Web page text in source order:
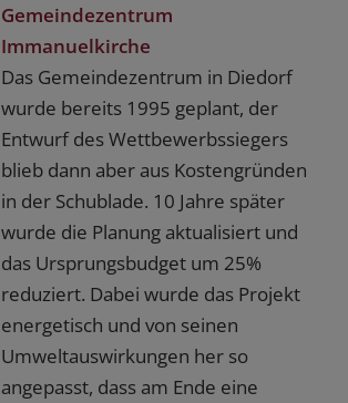
Gemeindezentrum
Immanuelkirche
Das Gemeindezentrum in Diedorf
wurde bereits 1995 geplant, der
Entwurf des Wettbewerbssiegers
blieb dann aber aus Kostengründen
in der Schublade. 10 Jahre später
wurde die Planung aktualisiert und
das Ursprungsbudget um 25%
reduziert. Dabei wurde das Projekt
energetisch und von seinen
Umweltauswirkungen her so
angepasst, dass am Ende eine